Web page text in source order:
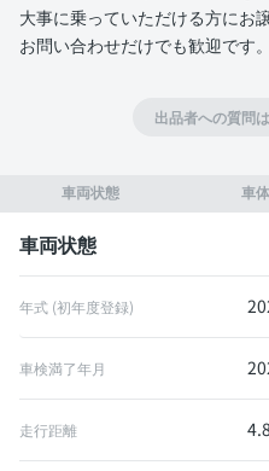
車両状態 車
車両状態
年式 (初年度登録)
車検満了年月
走行距離
大事に乗っていただける方にお
お問い合わせだけでも歓迎です
出品者への質問